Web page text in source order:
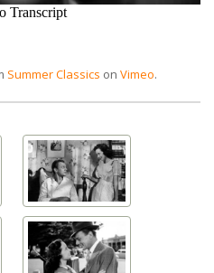
Summer Classics on Vimeo.